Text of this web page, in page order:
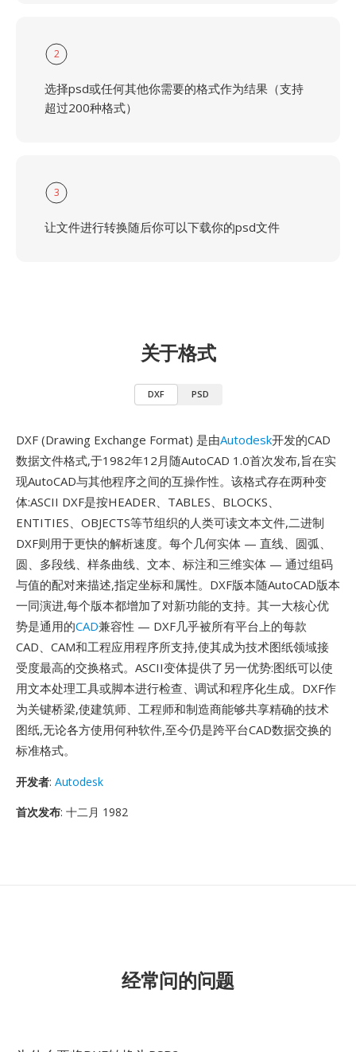
2
选择psd或任何其他你需要的格式作为结果（支持
超过200种格式）
3
让文件进行转换随后你可以下载你的psd文件
关于格式
DXF PSD
DXF (Drawing Exchange Format) 是由Autodesk开发的CAD
数据文件格式,于1982年12月随AutoCAD 1.0首次发布,旨在实
现AutoCAD与其他程序之间的互操作性。该格式存在两种变
体:ASCII DXF是按HEADER、TABLES、BLOCKS、
ENTITIES、OBJECTS等节组织的人类可读文本文件,二进制
DXF则用于更快的解析速度。每个几何实体 — 直线、圆弧、
圆、多段线、样条曲线、文本、标注和三维实体 — 通过组码
与值的配对来描述,指定坐标和属性。DXF版本随AutoCAD版本
一同演进,每个版本都增加了对新功能的支持。其一大核心优
势是通用的CAD兼容性 — DXF几乎被所有平台上的每款
CAD、CAM和工程应用程序所支持,使其成为技术图纸领域接
受度最高的交换格式。ASCII变体提供了另一优势:图纸可以使
用文本处理工具或脚本进行检查、调试和程序化生成。DXF作
为关键桥梁,使建筑师、工程师和制造商能够共享精确的技术
图纸,无论各方使用何种软件,至今仍是跨平台CAD数据交换的
标准格式。
开发者: Autodesk
首次发布: 十二月 1982
经常问的问题